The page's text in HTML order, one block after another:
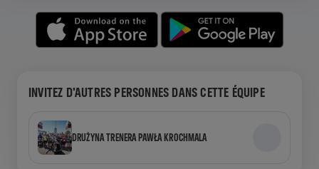
INVITEZ D'AUTRES PERSONNES DANS CETTE ÉQUIPE
DRUŻYNA TRENERA PAWŁA KROCHMALA